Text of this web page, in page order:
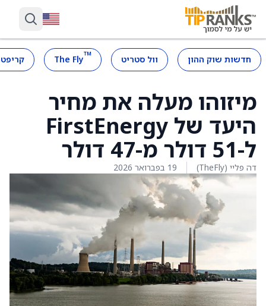
חדשות שוק ההון וול סטריט ™
The Fly
מיזוהו מעלה את מחיר
היעד של FirstEnergy
ל-51 דולר מ-47 דולר
דה פליי (TheFly) 19 בפברואר 2026